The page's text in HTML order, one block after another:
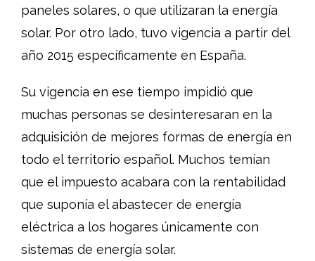
paneles solares, o que utilizaran la energía
solar. Por otro lado, tuvo vigencia a partir del
año 2015 específicamente en España.
Su vigencia en ese tiempo impidió que
muchas personas se desinteresaran en la
adquisición de mejores formas de energía en
todo el territorio español. Muchos temían
que el impuesto acabara con la rentabilidad
que suponía el abastecer de energía
eléctrica a los hogares únicamente con
sistemas de energía solar.